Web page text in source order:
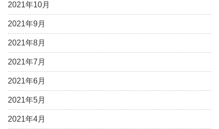
2021年10月
2021年9月
2021年8月
2021年7月
2021年6月
2021年5月
2021年4月